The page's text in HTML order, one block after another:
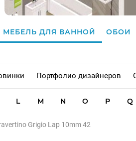
МЕБЕЛЬ ДЛЯ ВАННОЙ ОБОИ
Портфолио дизайнеров
L M N O P Q
Grigio Lap 10mm 42